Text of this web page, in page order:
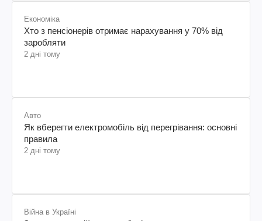
Економіка
Хто з пенсіонерів отримає нарахування у 70% від
заробляти
2 дні тому
Авто
Як вберегти електромобіль від перегрівання: основні
правила
2 дні тому
Війна в Україні